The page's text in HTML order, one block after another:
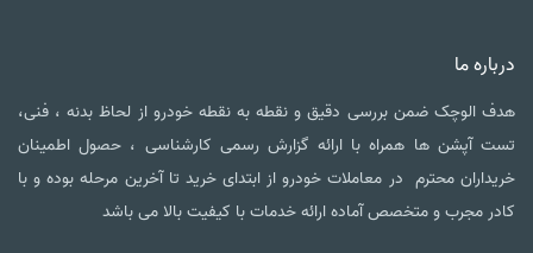
درباره ما
هدف الوچک ضمن بررسی دقیق و نقطه به نقطه خودرو از لحاظ بدنه ، فنی،
تست آپشن ها همراه با ارائه گزارش رسمی کارشناسی ، حصول اطمینان
خریداران محترم در معاملات خودرو از ابتدای خرید تا آخرین مرحله بوده و با
کادر مجرب و متخصص آماده ارائه خدمات با کیفیت بالا می باشد